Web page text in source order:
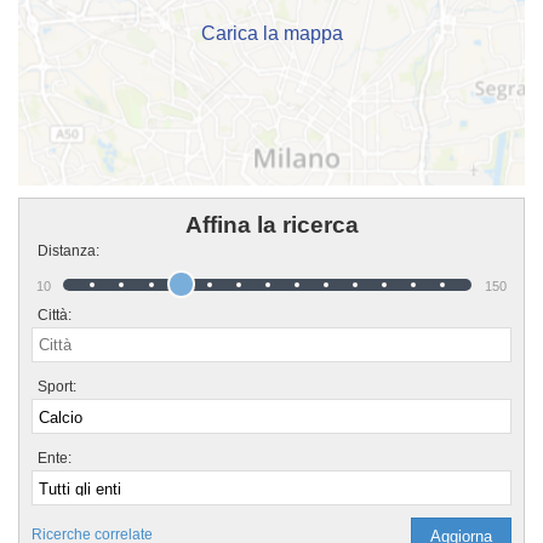
bottone "Contattaci" presente nella pagina.
Carica la mappa
Affina la ricerca
Distanza:
10 150
Città:
Sport:
Ente:
Ricerche correlate